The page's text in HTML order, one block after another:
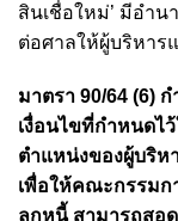
สินเชื่อใหม่’ มีอำ
ต่อศาลให้ผู้บริหาร
มาตรา 90/64 (6)
เงื่อนไขที่กำหนดไ
ตำแหน่งของผู้บริห
เพื่อให้คณะกรรมก
ลูกหนี้ สามารถสอ